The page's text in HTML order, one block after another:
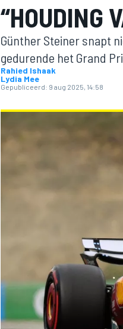
INDYCAR
“HOUDING
Günther Steiner snapt
gedurende het Grand
Rahied Ishaak
Lydia Mee
Gepubliceerd: 9 aug 2025, 14:58